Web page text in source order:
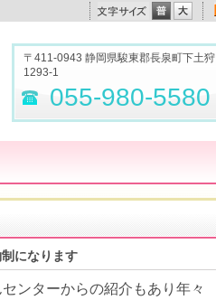
〒411-0943 静岡県駿東郡長泉町下土狩
1293-1
055-980-5580
になります
ンターからの紹介もあり年々